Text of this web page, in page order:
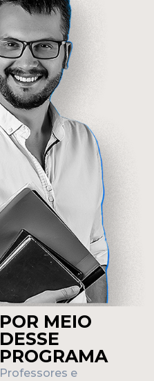
POR MEIO
DESSE
PROGRAMA
Professores e